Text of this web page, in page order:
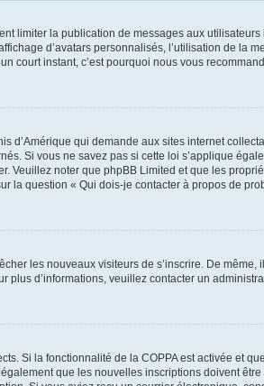
limiter la publication de messages aux
d’avatars personnalisés, l’utilisation de la
court instant, c’est pourquoi nous vous
d’Amérique qui demande aux sites internet
Si vous ne savez pas si cette loi s’applique
noter que phpBB Limited et que les
question « Qui dois-je contacter à propos de
les nouveaux visiteurs de s’inscrire. De
plus d’informations, veuillez contacter un
Si la fonctionnalité de la COPPA est activée et
que les nouvelles inscriptions doivent